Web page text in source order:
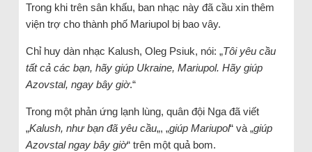
Trong khi trên sân khấu, ban nhạc này đã cầu xin thêm
viện trợ cho thành phố Mariupol bị bao vây.
Chỉ huy dàn nhạc Kalush, Oleg Psiuk, nói: „Tôi yêu cầu
tất cả các bạn, hãy giúp Ukraine, Mariupol. Hãy giúp
Azovstal, ngay bây giờ.“
Trong một phản ứng lạnh lùng, quân đội Nga đã viết
„Kalush, như bạn đã yêu cầu„, „giúp Mariupol“ và „giúp
Azovstal ngay bây giờ“ trên một quả bom.